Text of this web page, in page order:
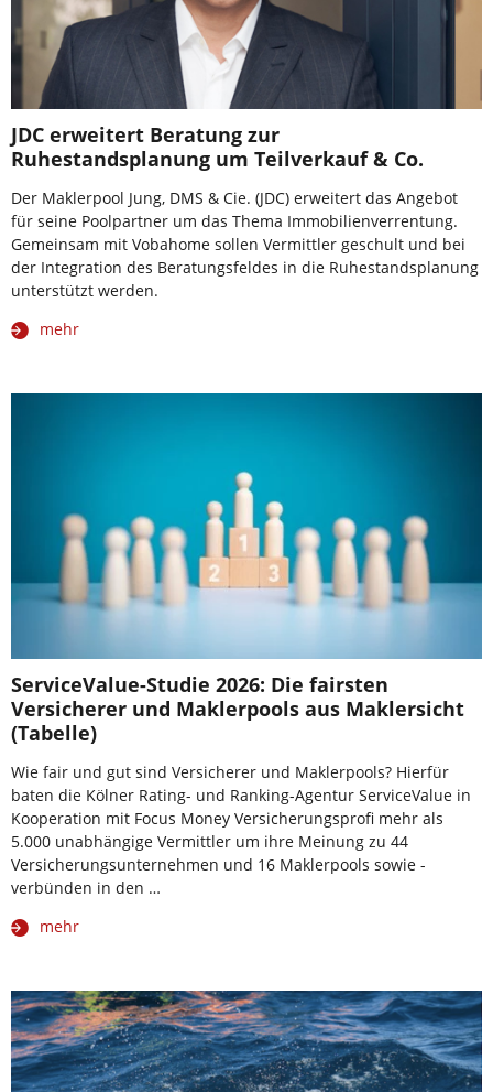
JDC erweitert Beratung zur
Ruhestandsplanung um Teilverkauf & Co.
Der Maklerpool Jung, DMS & Cie. (JDC) erweitert das Angebot
für seine Poolpartner um das Thema Immobilienverrentung.
Gemeinsam mit Vobahome sollen Vermittler geschult und bei
der Integration des Beratungsfeldes in die Ruhestandsplanung
unterstützt werden.
mehr
ServiceValue-Studie 2026: Die fairsten
Versicherer und Maklerpools aus Maklersicht
(Tabelle)
Wie fair und gut sind Versicherer und Maklerpools? Hierfür
baten die Kölner Rating- und Ranking-Agentur ServiceValue in
Kooperation mit Focus Money Versicherungsprofi mehr als
5.000 unabhängige Vermittler um ihre Meinung zu 44
Versicherungsunternehmen und 16 Maklerpools sowie -
verbünden in den …
mehr